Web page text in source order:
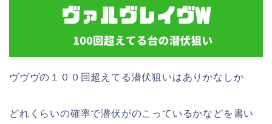
ヴヴヴの１００回超えてる潜伏狙いはありかなしか
どれくらいの確率で潜伏がのこっているかなどを書い